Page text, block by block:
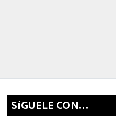
SíGUELE CON…